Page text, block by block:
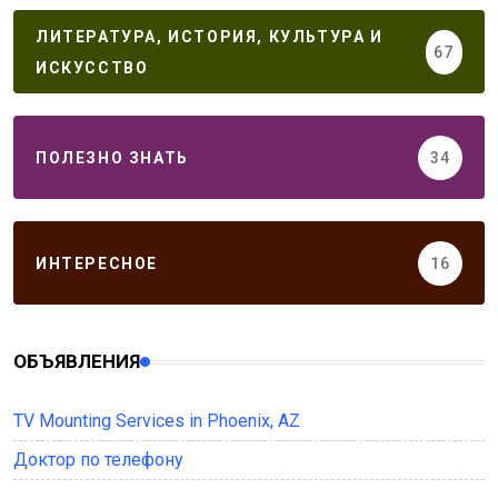
ЛИТЕРАТУРА, ИСТОРИЯ, КУЛЬТУРА И
ИСКУССТВО
67
ПОЛЕЗНО ЗНАТЬ 34
ИНТЕРЕСНОЕ 16
ОБЪЯВЛЕНИЯ
TV Mounting Services in Phoenix, AZ
Доктор по телефону